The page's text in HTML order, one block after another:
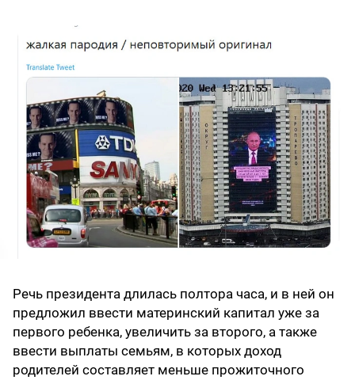
Речь президента длилась полтора часа, и в ней он
предложил ввести материнский капитал уже за
первого ребенка, увеличить за второго, а также
ввести выплаты семьям, в которых доход
родителей составляет меньше прожиточного